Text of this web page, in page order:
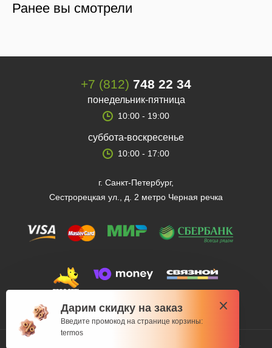
Дарим скидку на заказ
Введите промокод на странице корзины:
termos
Ранее вы смотрели
+7 (812) 748 22 34
понедельник-пятница
10:00 - 19:00
суббота-воскресенье
10:00 - 17:00
г. Санкт-Петербург,
Сестрорецкая ул., д. 2 метро Черная речка
© 2012 — 2026 Fishman-market.ru, Все права защищены.